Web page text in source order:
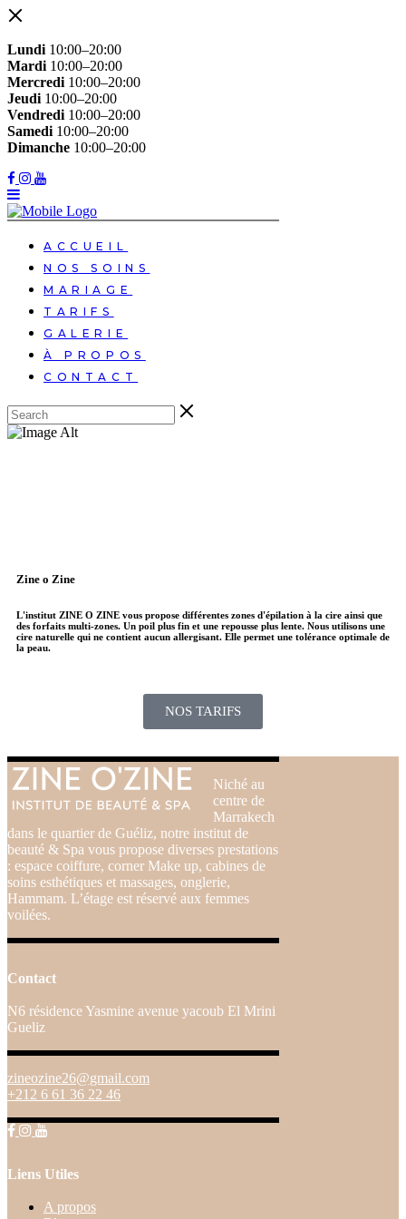
Lundi 10:00–20:00
Mardi 10:00–20:00
Mercredi 10:00–20:00
Jeudi 10:00–20:00
Vendredi 10:00–20:00
Samedi 10:00–20:00
Dimanche 10:00–20:00
ACCUEIL
NOS SOINS
MARIAGE
TARIFS
GALERIE
À PROPOS
CONTACT
Zine o Zine
L'institut ZINE O ZINE vous propose différentes zones d'épilation à la cire ainsi que
des forfaits multi-zones. Un poil plus fin et une repousse plus lente. Nous utilisons une
cire naturelle qui ne contient aucun allergisant. Elle permet une tolérance optimale de
la peau.
NOS TARIFS
Niché au
centre de
Marrakech
dans le quartier de Guéliz, notre institut de
beauté & Spa vous propose diverses prestations
: espace coiffure, corner Make up, cabines de
soins esthétiques et massages, onglerie,
Hammam. L’étage est réservé aux femmes
voilées.
Contact
N6 résidence Yasmine avenue yacoub El Mrini
Gueliz
zineozine26@gmail.com
+212 6 61 36 22 46
Liens Utiles
A propos